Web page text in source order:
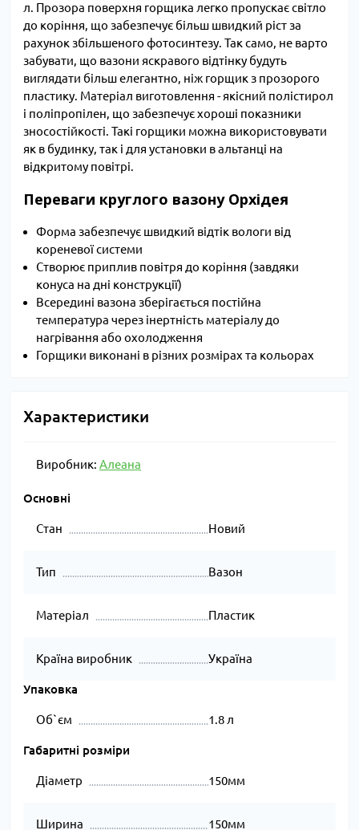
л. Прозора поверхня горщика легко пропускає світло
до коріння, що забезпечує більш швидкий ріст за
рахунок збільшеного фотосинтезу. Так само, не варто
забувати, що вазони яскравого відтінку будуть
виглядати більш елегантно, ніж горщик з прозорого
пластику. Матеріал виготовлення - якісний полістирол
і поліпропілен, що забезпечує хороші показники
зносостійкості. Такі горщики можна використовувати
як в будинку, так і для установки в альтанці на
відкритому повітрі.
Переваги круглого вазону Орхідея
Форма забезпечує швидкий відтік вологи від
кореневої системи
Створює приплив повітря до коріння (завдяки
конуса на дні конструкції)
Всередині вазона зберігається постійна
температура через інертність матеріалу до
нагрівання або охолодження
Горщики виконані в різних розмірах та кольорах
Характеристики
Виробник: Алеана
Основні
Стан Новий
Тип Вазон
Матеріал Пластик
Країна виробник Україна
Упаковка
Об`єм 1.8 л
Габаритні розміри
Діаметр 150мм
Ширина 150мм